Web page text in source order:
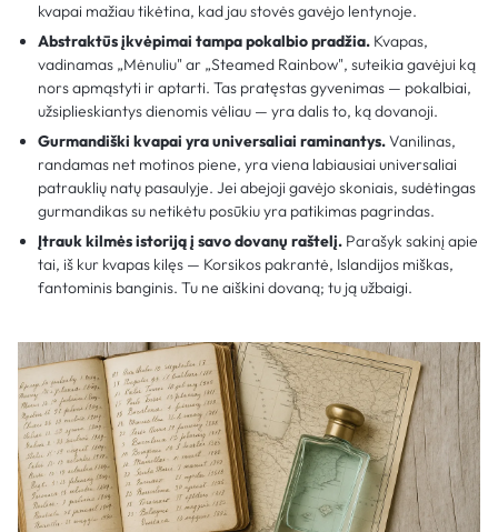
kvapai mažiau tikėtina, kad jau stovės gavėjo lentynoje.
Abstraktūs įkvėpimai tampa pokalbio pradžia. Kvapas,
vadinamas „Mėnuliu" ar „Steamed Rainbow", suteikia gavėjui ką
nors apmąstyti ir aptarti. Tas pratęstas gyvenimas — pokalbiai,
užsiplieskiantys dienomis vėliau — yra dalis to, ką dovanoji.
Gurmandiški kvapai yra universaliai raminantys.Vanilinas,
randamas net motinos piene, yra viena labiausiai universaliai
patrauklių natų pasaulyje. Jei abejoji gavėjo skoniais, sudėtingas
gurmandikas su netikėtu posūkiu yra patikimas pagrindas.
Įtrauk kilmės istoriją į savo dovanų raštelį. Parašyk sakinį apie
tai, iš kur kvapas kilęs — Korsikos pakrantė, Islandijos miškas,
fantominis banginis. Tu ne aiškini dovaną; tu ją užbaigi.